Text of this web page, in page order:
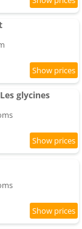
glycines